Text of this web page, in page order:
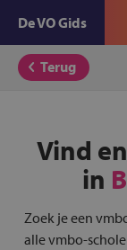
De VO Gids
Terug
Vind
in
Zoek je een
alle vmbo-